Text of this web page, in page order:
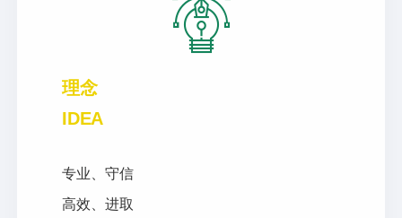
理念
IDEA
专业、守信
高效、进取